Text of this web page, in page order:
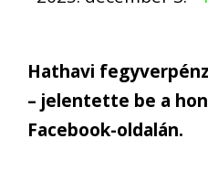
Hathavi
– jelentette be a
Facebook-oldalán.